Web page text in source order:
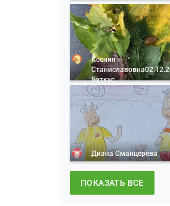
Ксения
Буткус
Диана Сманцерева
ПОКАЗАТЬ ВСЕ